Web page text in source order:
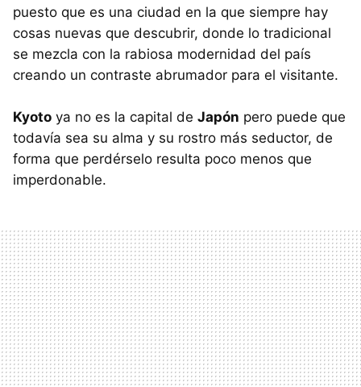
puesto que es una ciudad en la que siempre hay
cosas nuevas que descubrir, donde lo tradicional
se mezcla con la rabiosa modernidad del país
creando un contraste abrumador para el visitante.
Kyoto ya no es la capital de Japón pero puede que
todavía sea su alma y su rostro más seductor, de
forma que perdérselo resulta poco menos que
imperdonable.